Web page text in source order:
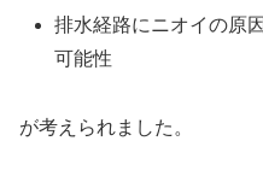
排水経路にニオイの原
可能性
が考えられました。